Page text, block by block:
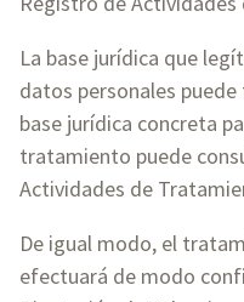
La base jurídica que
datos personales
base jurídica concreta
tratamiento puede
Actividades de
De igual modo, el
efectuará de modo